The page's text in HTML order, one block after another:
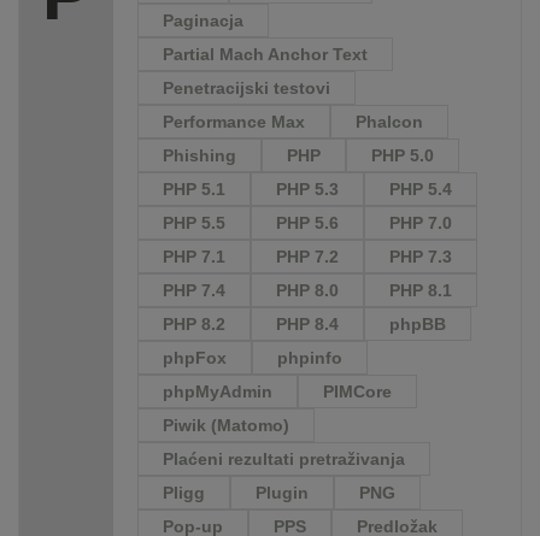
Paginacja
Partial Mach Anchor Text
Penetracijski testovi
Performance Max
Phalcon
Phishing
PHP
PHP 5.0
PHP 5.1
PHP 5.3
PHP 5.4
PHP 5.5
PHP 5.6
PHP 7.0
PHP 7.1
PHP 7.2
PHP 7.3
PHP 7.4
PHP 8.0
PHP 8.1
PHP 8.2
PHP 8.4
phpBB
phpFox
phpinfo
phpMyAdmin
PIMCore
Piwik (Matomo)
Plaćeni rezultati pretraživanja
Pligg
Plugin
PNG
Pop-up
PPS Predložak